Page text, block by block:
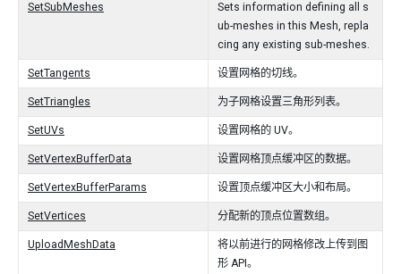
SetSubMeshes
Sets information defining all s
ub-meshes in this Mesh, repla
cing any existing sub-meshes.
SetTangents 设置网格的切线。
SetTriangles 为子网格设置三角形列表。
SetUVs 设置网格的 UV。
SetVertexBufferData 设置网格顶点缓冲区的数据。
SetVertexBufferParams 设置顶点缓冲区大小和布局。
SetVertices 分配新的顶点位置数组。
UploadMeshData
将以前进行的网格修改上传到图
形 API。